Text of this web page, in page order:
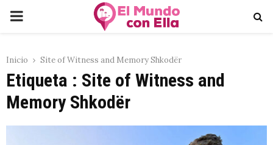
PRIMARY
Inicio Site of Witness and Memory Shkodër
Etiqueta : Site of Witness and
Memory Shkodër